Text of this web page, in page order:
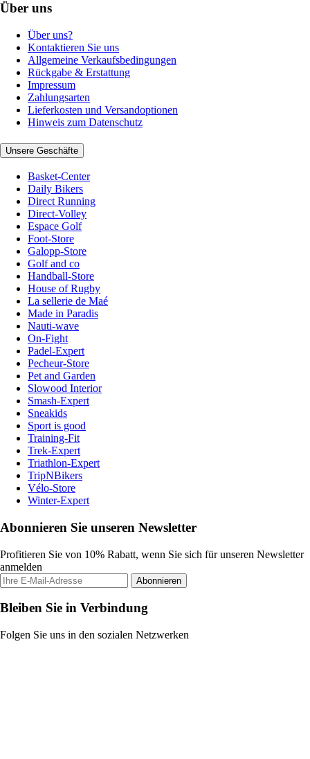
Über uns
Über uns?
Kontaktieren Sie uns
Allgemeine Verkaufsbedingungen
Rückgabe & Erstattung
Impressum
Zahlungsarten
Lieferkosten und Versandoptionen
Hinweis zum Datenschutz
Unsere Geschäfte
Basket-Center
Daily Bikers
Direct Running
Direct-Volley
Espace Golf
Foot-Store
Galopp-Store
Golf and co
Handball-Store
House of Rugby
La sellerie de Maé
Made in Paradis
Nauti-wave
On-Fight
Padel-Expert
Pecheur-Store
Pet and Garden
Slowood Interior
Smash-Expert
Sneakids
Sport is good
Training-Fit
Trek-Expert
Triathlon-Expert
TripNBikers
Vélo-Store
Winter-Expert
Abonnieren Sie unseren Newsletter
Profitieren Sie von 10% Rabatt, wenn Sie sich für unseren Newsletter
anmelden
Abonnieren
Bleiben Sie in Verbindung
Folgen Sie uns in den sozialen Netzwerken